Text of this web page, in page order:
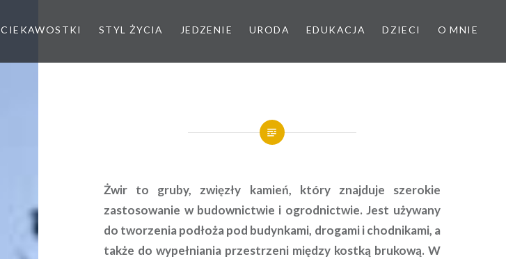
CIEKAWOSTKI STYL ŻYCIA JEDZENIE URODA EDUKACJA DZIECI O MNIE
Żwir to gruby, zwięzły kamień, który znajduje szerokie
zastosowanie w budownictwie i ogrodnictwie. Jest używany
do tworzenia podłoża pod budynkami, drogami i chodnikami, a
także do wypełniania przestrzeni między kostką brukową. W